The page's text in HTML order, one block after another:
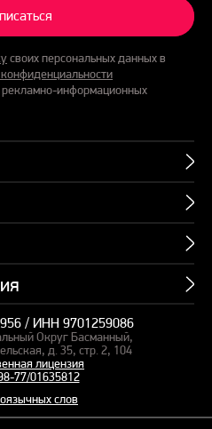
своих персональных данных в
информационных
/ ИНН 9701259086
Округ Басманный,
д. 35, стр. 2, 104
лицензия
77/01635812
слов